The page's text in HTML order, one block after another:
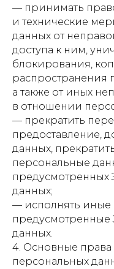
— принимать
и технические
данных от
доступа к ним,
блокирования,
распространения
а также от иных
в отношении
— прекратить
предоставление,
данных,
персональные
предусмотренных
данных;
— исполнять иные
предусмотренные
данных.
4. Основные права
персональных